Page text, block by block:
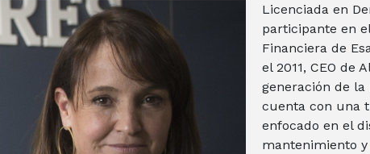
Licenciada en
participante en
Financiera de
el 2011, CEO de
generación de la
cuenta con una
enfocado en el
mantenimiento